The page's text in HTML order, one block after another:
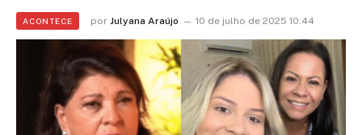
ACONTECE por Julyana Araújo 10 de julho de 2025 10:44